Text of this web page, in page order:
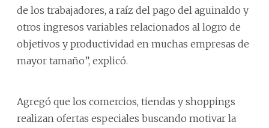
de los trabajadores, a raíz del pago del aguinaldo y
otros ingresos variables relacionados al logro de
objetivos y productividad en muchas empresas de
mayor tamaño”, explicó.
Agregó que los comercios, tiendas y shoppings
realizan ofertas especiales buscando motivar la